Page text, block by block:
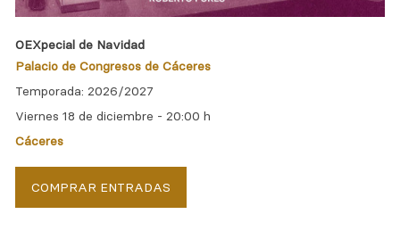
OEXpecial de Navidad
Palacio de Congresos de Cáceres
Temporada: 2026/2027
Viernes 18 de diciembre -20:00 h
Cáceres
COMPRAR ENTRADAS